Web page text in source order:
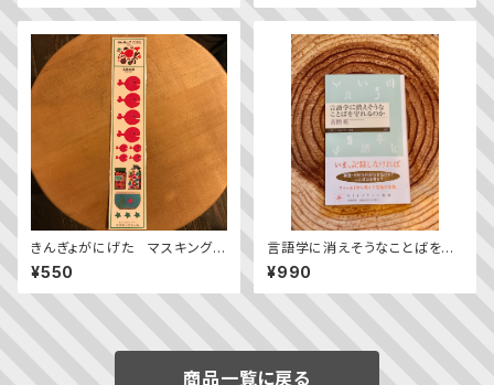
きんぎょがにげた マスキングシ
ール
¥550
言語学に消えそうなことばを守
れるのか／吉岡乾
¥990
商品一覧に戻る